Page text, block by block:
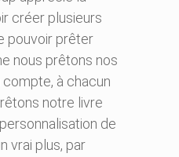
créer plusieurs
pouvoir prêter
nous prêtons nos
compte, à chacun
notre livre
de
vrai plus, par